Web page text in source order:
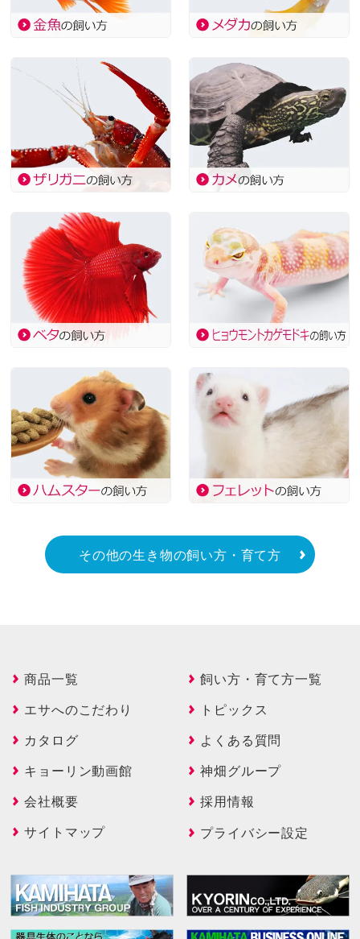
その他の生き物の飼い方・育て方
商品一覧
飼い方・育て方一覧
エサへのこだわり
トピックス
カタログ
よくある質問
キョーリン動画館
神畑グループ
会社概要
採用情報
サイトマップ
プライバシー設定